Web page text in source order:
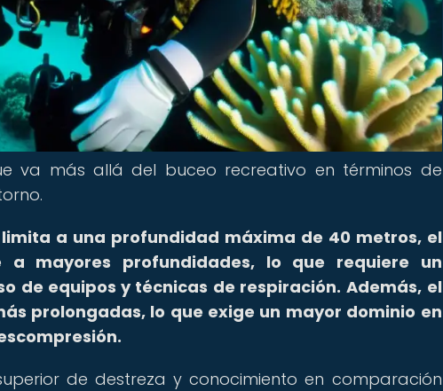
va más allá del buceo recreativo en términos de
a una profundidad máxima de 40 metros, el
a mayores profundidades, lo que requiere un
de equipos y técnicas de respiración. Además, el
prolongadas, lo que exige un mayor dominio en
de destreza y conocimiento en comparación